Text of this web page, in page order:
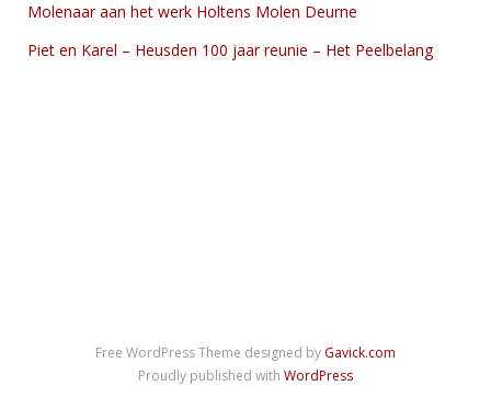
Molenaar aan het werk Holtens Molen Deurne
Piet en Karel – Heusden 100 jaar reunie – Het Peelbelang
Free WordPress Theme designed by Gavick.com
Proudly published with WordPress